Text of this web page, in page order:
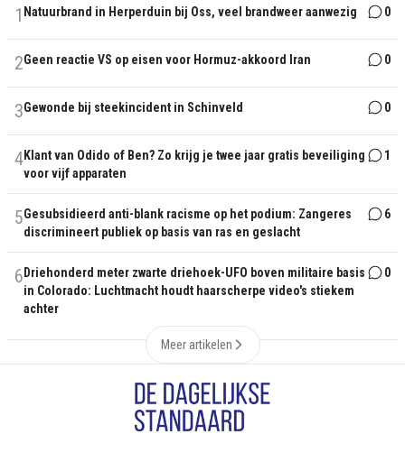
1 Natuurbrand in Herperduin bij Oss, veel brandweer aanwezig 0
2Geen reactie VS op eisen voor Hormuz-akkoord Iran 0
3Gewonde bij steekincident in Schinveld 0
4Klant van Odido of Ben? Zo krijg je twee jaar gratis beveiliging
voor vijf apparaten
1
5Gesubsidieerd anti-blank racisme op het podium: Zangeres
discrimineert publiek op basis van ras en geslacht
6
6 Driehonderd meter zwarte driehoek-UFO boven militaire basis
in Colorado: Luchtmacht houdt haarscherpe video's stiekem
achter
0
Meer artikelen